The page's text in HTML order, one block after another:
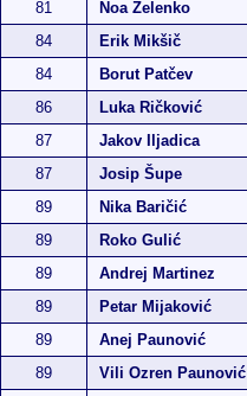
81
Noa Zelenko
84
Erik Mikšič
84
Borut Patčev
86
Luka Ričković
87
Jakov Iljadica
87
Josip Šupe
89
Nika Baričić
89
Roko Gulić
89
Andrej Martinez
89
Petar Mijaković
89
Anej Paunović
89
Vili Ozren Paunović